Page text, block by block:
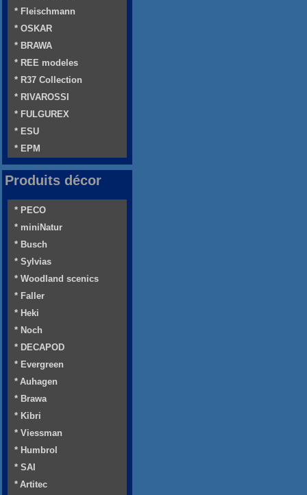
* Fleischmann
* OSKAR
* BRAWA
* REE modeles
* R37 Collection
* RIVAROSSI
* FULGUREX
* ESU
* EPM
Produits décor
* PECO
* miniNatur
* Busch
* Sylvias
* Woodland scenics
* Faller
* Heki
* Noch
* DECAPOD
* Evergreen
* Auhagen
* Brawa
* Kibri
* Viessman
* Humbrol
* SAI
* Artitec